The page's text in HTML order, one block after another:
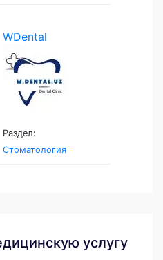
WDental
Раздел:
Стоматология
услугу